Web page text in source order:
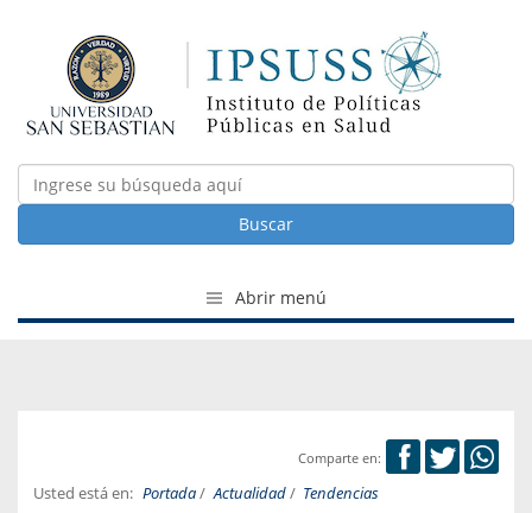
Buscar
Abrir menú
Comparte en:
Usted está en: Portada/ Actualidad/ Tendencias